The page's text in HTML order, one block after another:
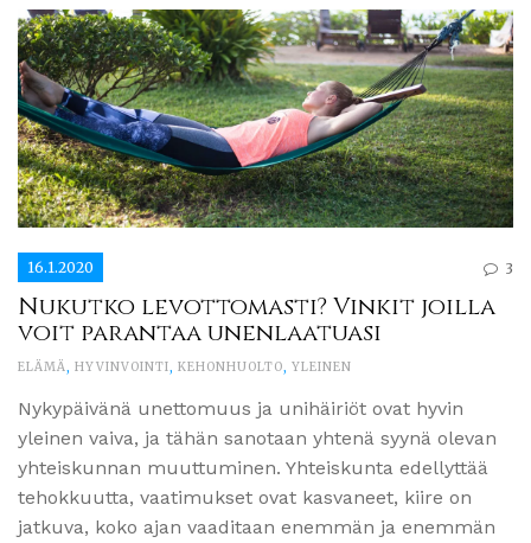
16.1.2020 3
Nukutko levottomasti? Vinkit joilla
voit parantaa unenlaatuasi
ELÄMÄ HYVINVOINTI KEHONHUOLTO YLEINEN
Nykypäivänä unettomuus ja unihäiriöt ovat hyvin
yleinen vaiva, ja tähän sanotaan yhtenä syynä olevan
yhteiskunnan muuttuminen. Yhteiskunta edellyttää
tehokkuutta, vaatimukset ovat kasvaneet, kiire on
jatkuva, koko ajan vaaditaan enemmän ja enemmän